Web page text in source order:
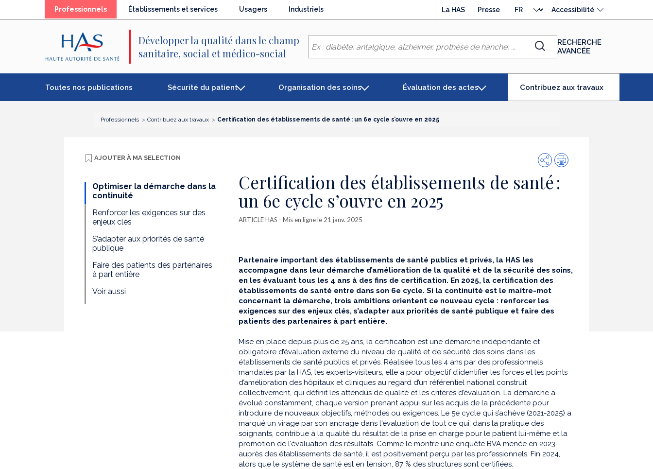
Professionnels(élémentÉtablissements et services Usagers Industriels La HAS Presse
langue
Accessibilité
Développer la qualité dans le champ
sanitaire, social et médico-social
Chercher
RECHERCHE
AVANCÉE
Toutes nos publications Sécurité du patient Organisation des soins Évaluation des actes Contribuez aux travaux(élément
Professionnels Contribuez aux travaux Certification des établissements de santé : un 6e cycle s’ouvre en 2025
AJOUTER À MA SELECTION
Optimiser la démarche dans la
continuité
Renforcer les exigences sur des
enjeux clés
S’adapter aux priorités de santé
publique
Faire des patients des partenaires
à part entière
Voir aussi
PartagerImpression
Certification des établissements de santé :
un 6e cycle s’ouvre en 2025
ARTICLE HAS - Mis en ligne le 21 janv. 2025
Partenaire important des établissements de santé publics et privés, la HAS les
accompagne dans leur démarche d’amélioration de la qualité et de la sécurité des soins,
en les évaluant tous les 4 ans à des fins de certification. En 2025, la certification des
établissements de santé entre dans son 6e cycle. Si la continuité est le maitre-mot
concernant la démarche, trois ambitions orientent ce nouveau cycle : renforcer les
exigences sur des enjeux clés, s’adapter aux priorités de santé publique et faire des
patients des partenaires à part entière.
Mise en place depuis plus de 25 ans, la certification est une démarche indépendante et
obligatoire d’évaluation externe du niveau de qualité et de sécurité des soins dans les
établissements de santé publics et privés. Réalisée tous les 4 ans par des professionnels
mandatés par la HAS, les experts-visiteurs, elle a pour objectif d’identifier les forces et les points
d’amélioration des hôpitaux et cliniques au regard d’un référentiel national construit
collectivement, qui définit les attendus de qualité et les critères d’évaluation. La démarche a
évolué constamment, chaque version prenant appui sur les acquis de la précédente pour
introduire de nouveaux objectifs, méthodes ou exigences. Le 5e cycle qui s’achève (2021-2025) a
marqué un virage par son ancrage dans l'évaluation de tout ce qui, dans la pratique des
soignants, contribue à la qualité du résultat de la prise en charge pour le patient lui-même et la
promotion de l'évaluation des résultats. Comme le montre une enquête BVA menée en 2023
auprès des établissements de santé, il est positivement perçu par les professionnels. Fin 2024,
alors que le système de santé est en tension, 87 % des structures sont certifiées.